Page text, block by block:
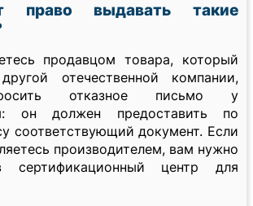
право выдавать такие
продавцом товара, который
отечественной компании,
отказное письмо у
он должен предоставить по
соответствующий документ. Если
производителем, вам нужно
сертификационный центр для